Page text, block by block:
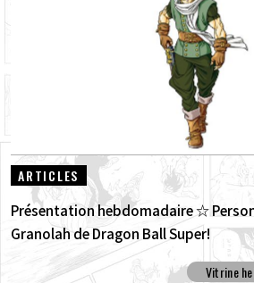
ARTICLES
Présentation hebdomadaire ☆
Granolah de Dragon Ball Super!
Vitrine